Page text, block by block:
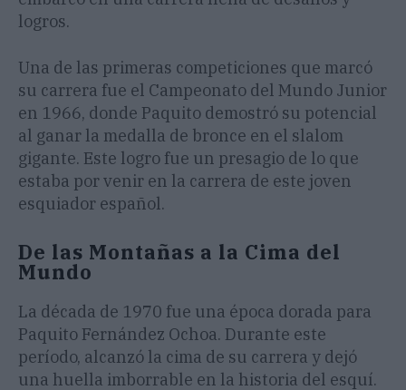
logros.
Una de las primeras competiciones que marcó
su carrera fue el Campeonato del Mundo Junior
en 1966, donde Paquito demostró su potencial
al ganar la medalla de bronce en el slalom
gigante. Este logro fue un presagio de lo que
estaba por venir en la carrera de este joven
esquiador español.
De las Montañas a la Cima del
Mundo
La década de 1970 fue una época dorada para
Paquito Fernández Ochoa. Durante este
período, alcanzó la cima de su carrera y dejó
una huella imborrable en la historia del esquí.